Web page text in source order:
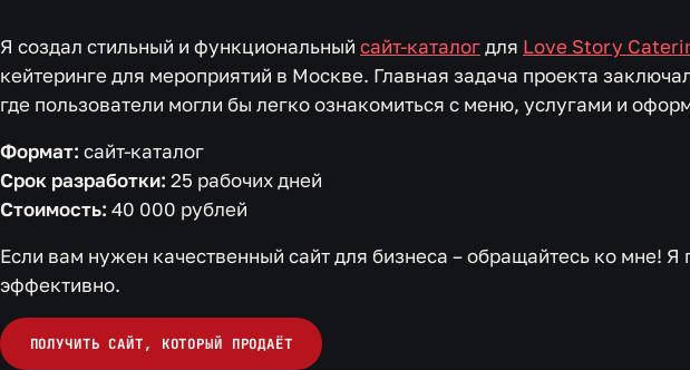
Я создал стильный и функциональный сайт-каталогдля Love Story
кейтеринге для мероприятий в Москве. Главная задача проекта
где пользователи могли бы легко ознакомиться с меню, услугами и
Формат: сайт-каталог
Срок разработки: 25 рабочих дней
Стоимость: 40 000 рублей
Если вам нужен качественный сайт для бизнеса – обращайтесь ко мне!
эффективно.
ПОЛУЧИТЬ САЙТ, КОТОРЫЙ ПРОДАЁТ